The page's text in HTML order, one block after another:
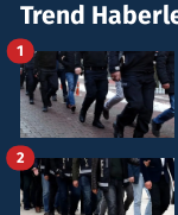
Trend
1
2